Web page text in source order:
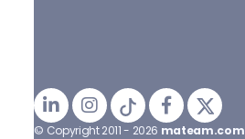
© Copyright 2011 - 2026 mateam.com